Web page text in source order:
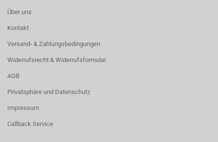
Über uns
Kontakt
Versand- & Zahlungsbedingungen
Widerrufsrecht & Widerrufsformular
AGB
Privatsphäre und Datenschutz
Impressum
Callback Service